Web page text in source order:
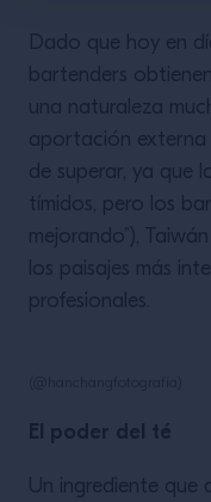
Dado que hoy en
bartenders
una naturaleza
aportación externa
de superar, ya que
tímidos, pero los
mejorando”),
los paisajes más
profesionales.
El poder del té
Un ingrediente que